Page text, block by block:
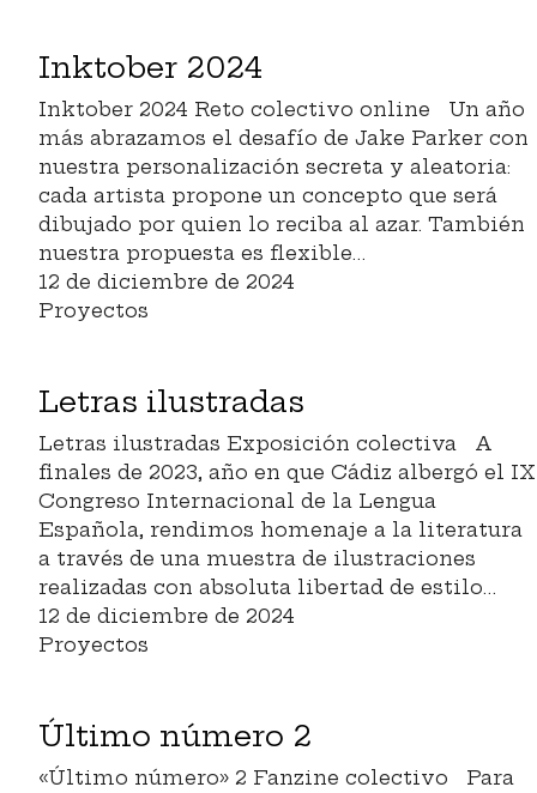
Inktober 2024
Inktober 2024 Reto colectivo online Un año
más abrazamos el desafío de Jake Parker con
nuestra personalización secreta y aleatoria:
cada artista propone un concepto que será
dibujado por quien lo reciba al azar. También
nuestra propuesta es flexible…
12 de diciembre de 2024
Proyectos
Letras ilustradas
Letras ilustradas Exposición colectiva A
finales de 2023, año en que Cádiz albergó el IX
Congreso Internacional de la Lengua
Española, rendimos homenaje a la literatura
a través de una muestra de ilustraciones
realizadas con absoluta libertad de estilo…
12 de diciembre de 2024
Proyectos
Último número 2
«Último número» 2 Fanzine colectivo Para